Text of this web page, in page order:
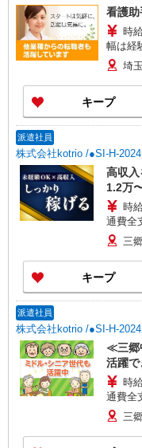
看護助
時
幅は経
埼
キープ
派遣社員
株式会社kotrio /●SI-H-
高収
1.2万
時
通費全
三
キープ
派遣社員
株式会社kotrio /●SI-H-
≪三郷
活躍で
時
通費全
三